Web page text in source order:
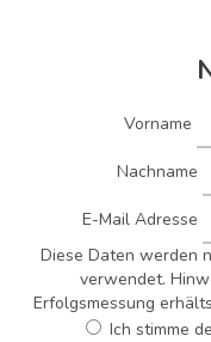
Vorname
Nachname
E-Mail Adresse
Diese Daten werden
verwendet.
Erfolgsmessung
Ich stimme